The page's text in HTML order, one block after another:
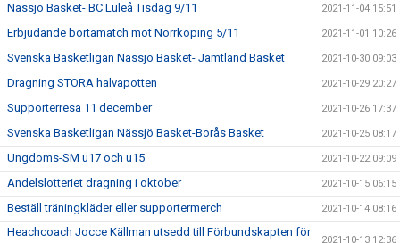
Nässjö Basket- BC Luleå Tisdag 9/11 2021-11-04 15:51
Erbjudande bortamatch mot Norrköping 5/11 2021-11-01 10:26
Svenska Basketligan Nässjö Basket- Jämtland Basket 2021-10-30 09:03
Dragning STORA halvapotten 2021-10-29 20:27
Supporterresa 11 december 2021-10-26 17:37
Svenska Basketligan Nässjö Basket-Borås Basket 2021-10-25 08:17
Ungdoms-SM u17 och u15 2021-10-22 09:09
Andelslotteriet dragning i oktober 2021-10-15 06:15
Beställ träningkläder eller supportermerch 2021-10-14 08:16
Heachcoach Jocce Källman utsedd till Förbundskapten för
2021-10-13 12:36